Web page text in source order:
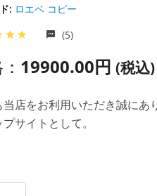
: ロエベ コピー
(5)
19900.00円 (税込)
当店をお利用いただき誠に
サイトとして。